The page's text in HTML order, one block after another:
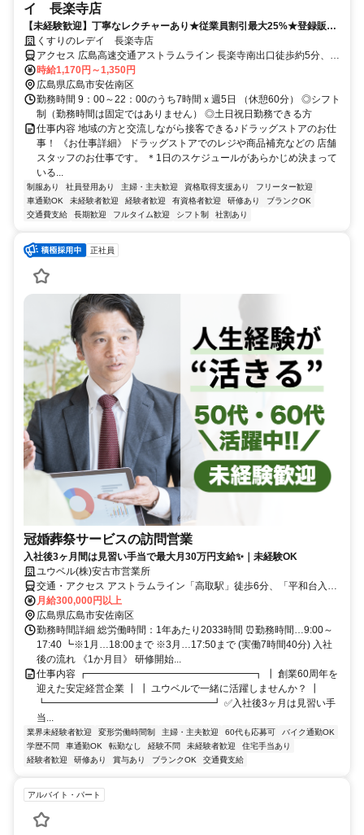
イ 長楽寺店
【未経験歓迎】丁寧なレクチャーあり★従業員割引最大25%★登録販売
者の資格取得サポートあり
くすりのレデイ 長楽寺店
アクセス 広島高速交通アストラムライン 長楽寺南出口徒歩約5分、広
島高速交通アストラムライン 高取南出口徒歩約9分、広島高速交通ア
ストラムライン 伴南出口(西)徒歩約18分
時給1,170円～1,350円
広島県広島市安佐南区
勤務時間 9：00～22：00のうち7時間ｘ週5日 （休憩60分） ◎シフト
制（勤務時間は固定ではありません） ◎土日祝日勤務できる方
仕事内容 地域の方と交流しながら接客できる♪ドラッグストアのお仕
事！ 《お仕事詳細》 ドラッグストアでのレジや商品補充などの 店舗
スタッフのお仕事です。 ＊1日のスケジュールがあらかじめ決まって
いる...
制服あり 社員登用あり 主婦・主夫歓迎 資格取得支援あり
フリーター歓迎
車通勤OK
未経験者歓迎 経験者歓迎 有資格者歓迎 研修あり
ブランクOK
交通費支給
長期歓迎 フルタイム歓迎 シフト制 社割あり
正社員
冠婚葬祭サービスの訪問営業
入社後3ヶ月間は見習い手当で最大月30万円支給✨｜未経験OK
ユウベル(株)安古市営業所
交通・アクセス アストラムライン「高取駅」徒歩6分、「平和台入
口」バス停すぐ！
月給300,000円以上
広島県広島市安佐南区
勤務時間詳細 総労働時間：1年あたり2033時間 ⏰勤務時間…9:00～
17:40 ┗※1月…18:00まで ※3月…17:50まで (実働7時間40分) 入社
後の流れ 《1か月目》 研修開始...
仕事内容 ┏━━━━━━━━━━━━━━━━━┓ ┃ 創業60周年を
迎えた安定経営企業 ┃ ┃ ユウベルで一緒に活躍しませんか？ ┃
┗━━━━━━━━━━━━━━━━━┛ ✅入社後3ヶ月は見習い手
当...
業界未経験者歓迎 変形労働時間制 主婦・主夫歓迎 60代も応募可
バイク通勤OK
学歴不問
車通勤OK 転勤なし 経験不問 未経験者歓迎
住宅手当あり
経験者歓迎
研修あり 賞与あり ブランクOK 交通費支給
アルバイト・パート